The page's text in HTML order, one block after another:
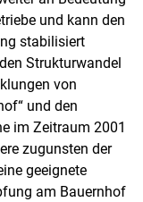
und kann den
stabilisiert
Strukturwandel
von
und den
im Zeitraum 2001
zugunsten der
geeignete
am Bauernhof